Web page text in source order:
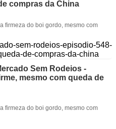
compras da China
firmeza do boi gordo, mesmo com
Sem Rodeios -
mesmo com queda de
firmeza do boi gordo, mesmo com